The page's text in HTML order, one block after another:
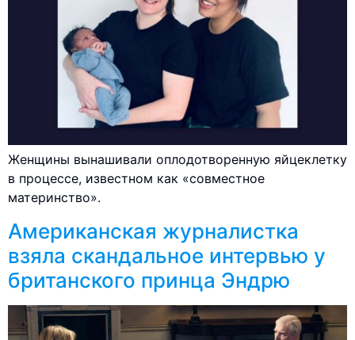
Женщины вынашивали оплодотворенную яйцеклетку
в процессе, известном как «совместное
материнство».
Американская журналистка
взяла скандальное интервью у
британского принца Эндрю